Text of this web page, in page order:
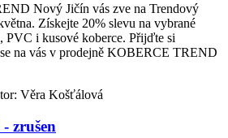
Nový Jičín vás zve na Trendový
Získejte 20% slevu na vybrané
PVC i kusové koberce. Přijďte si
na vás v prodejně KOBERCE TREND
Věra Košťálová
zrušen